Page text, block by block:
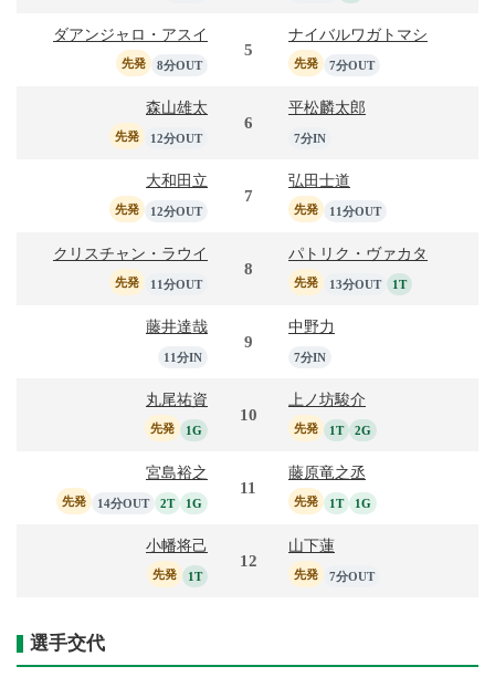
ダアンジャロ・アスイ
先発 8分OUT
5
ナイバルワガトマシ
先発 7分OUT
森山雄太
先発 12分OUT
6
平松麟太郎
7分IN
大和田立
先発 12分OUT
7
弘田士道
先発 11分OUT
クリスチャン・ラウイ
先発 11分OUT
8
パトリク・ヴァカタ
先発 13分OUT 1T
藤井達哉
11分IN
9
中野力
7分IN
丸尾祐資
先発 1G
10
上ノ坊駿介
先発 1T 2G
宮島裕之
先発 14分OUT 2T 1G
11
藤原竜之丞
先発 1T 1G
小幡将己
先発 1T
12
山下蓮
先発 7分OUT
選手交代